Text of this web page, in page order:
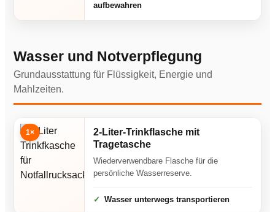
aufbewahren
Wasser und Notverpflegung
Grundausstattung für Flüssigkeit, Energie und
Mahlzeiten.
1×
2-Liter-Trinkflasche mit
Tragetasche
Wiederverwendbare Flasche für die
persönliche Wasserreserve.
Wasser unterwegs transportieren